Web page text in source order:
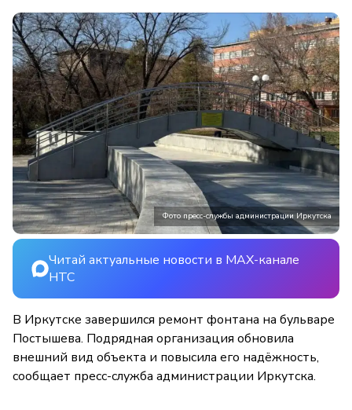
Фото пресс-службы администрации Иркутска
Читай актуальные новости в MAX-канале
НТС
В Иркутске завершился ремонт фонтана на бульваре
Постышева. Подрядная организация обновила
внешний вид объекта и повысила его надёжность,
сообщает пресс-служба администрации Иркутска.